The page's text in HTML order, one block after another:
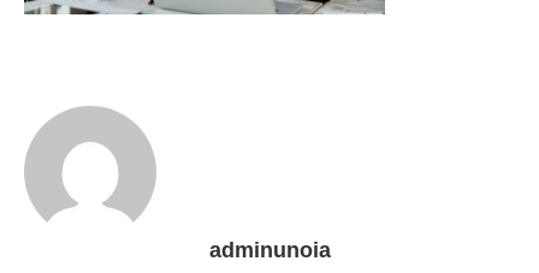
adminunoia